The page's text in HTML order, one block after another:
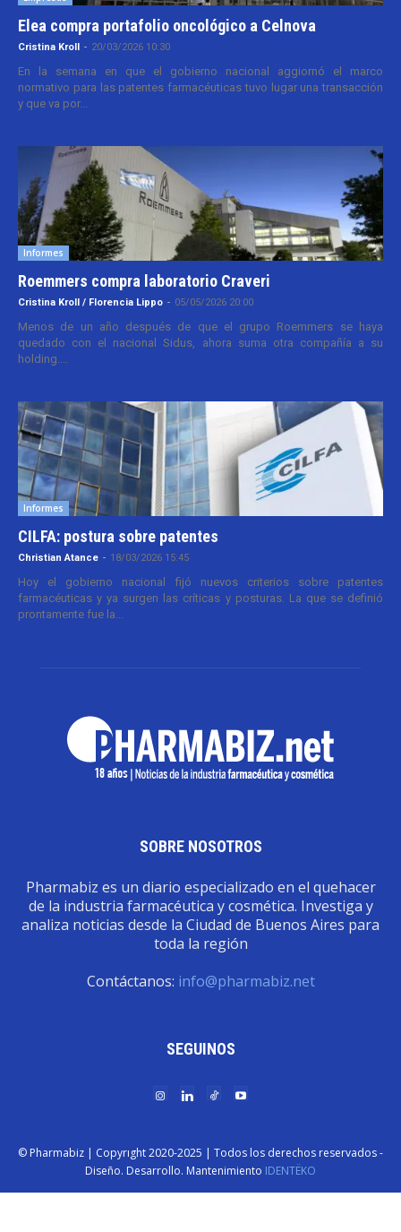
Elea compra portafolio oncológico a Celnova
Cristina Kroll - 20/03/2026 10:30
En la semana en que el gobierno nacional aggiornó el marco
normativo para las patentes farmacéuticas tuvo lugar una transacción
y que va por...
Informes
Roemmers compra laboratorio Craveri
Cristina Kroll / Florencia Lippo - 05/05/2026 20:00
Menos de un año después de que el grupo Roemmers se haya
quedado con el nacional Sidus, ahora suma otra compañía a su
holding....
Informes
CILFA: postura sobre patentes
Christian Atance - 18/03/2026 15:45
Hoy el gobierno nacional fijó nuevos criterios sobre patentes
farmacéuticas y ya surgen las críticas y posturas. La que se definió
prontamente fue la...
SOBRE NOSOTROS
Pharmabiz es un diario especializado en el quehacer
de la industria farmacéutica y cosmética. Investiga y
analiza noticias desde la Ciudad de Buenos Aires para
toda la región
Contáctanos: info@pharmabiz.net
SEGUINOS
© Pharmabiz | Copyrıght 2020-2025 | Todos los derechos reservados -
Diseño. Desarrollo. Mantenimiento IDENTËKO